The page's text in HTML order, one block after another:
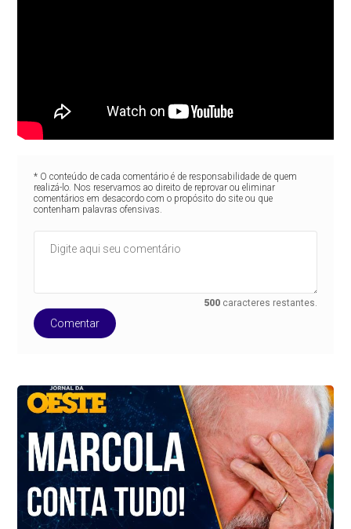
* O conteúdo de cada comentário é de responsabilidade de quem
realizá-lo. Nos reservamos ao direito de reprovar ou eliminar
comentários em desacordo com o propósito do site ou que
contenham palavras ofensivas.
500 caracteres restantes.
Comentar